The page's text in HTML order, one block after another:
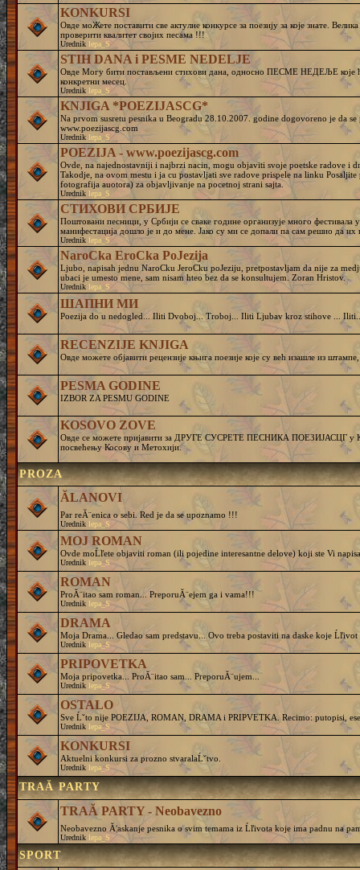
KONKURSI
Овде моЖете поставити све актулне конкурсе за поезију за које знате.
проверити квалитет својих песама !!!
Urednik lepa_S
STIH DANA i PESME NEDELJE
Овде Могу бити постављени стихови дана, односно ПЕСМЕ НЕДЕЉЕ које
конкретни месец.
Urednik lepa_S
KNJIGA *POEZIJASCG*
Na prvom susretu pesnika u Beogradu 28.10.2007. godine dogovoreno je da
www.poezijascg.com
Urednik lepa_S
POEZIJA - www.poezijascg.com
Ovde, na najednostavniji i najbrzi nacin, mogu objaviti svoje poetske radove i
Takodje, na ovom mestu i ja cu postavljati sve radove prispele na linku
fotografija auotora) za objavljivanje na pocetnoj strani sajta.
Urednik lepa_S
СТИХОВИ СРБИЈЕ
Поштовани песници, у Србији се сваке године организује много фестивала
манифестација дошло је и до мене. Јако су ми се допали па сам решио да
Urednik lepa_S
NaroCka EroCka PoJezija
Ljubo, napisah jednu NaroCku JeroCku poJeziju, pretpostavljam da nije za
ubaci je umesto mene, sam nisam hteo bez da se konsultujem. Zoran Hristov.
Urednik lepa_S
ШАПНИ МИ
Poezija do u nedogled... Iliti Dvoboj... Troboj... Iliti Ljubav kroz stihove ...
RECENZIJE KNJIGA
Овде можете објавити рецензије књига поезије које су већ изашле из
PESMA GODINE
IZBOR ZA PESMU GODINE
KOSOVO ZOVE
Овде се можете пријавити за ДРУГЕ СУСРЕТЕ ПЕСНИКА ПОЕЗИЈАСЦГ у
посвећењу Косову и Метохији.
PROZA
ĂLANOVI
Par reĂ¨enica o sebi. Red je da se upoznamo !!!
Urednik lepa_S
MOJ ROMAN
Ovde moĹľete objaviti roman (ili pojedine interesantne delove) koji ste Vi
Urednik lepa_S
ROMAN
ProĂ¨itao sam roman... PreporuĂ¨ejem ga i vama!!!
Urednik lepa_S
DRAMA
Moja Drama... Gledao sam predstavu... Ovo treba postaviti na daske koje Ĺľivot
Urednik lepa_S
PRIPOVETKA
Moja pripovetka... ProĂ¨itao sam... PreporuĂ¨ujem...
Urednik lepa_S
OSTALO
Sve Ĺˇto nije POEZIJA, ROMAN, DRAMA i PRIPVETKA. Recimo: putopisi,
Urednik lepa_S
KONKURSI
Aktuelni konkursi za prozno stvaralaĹˇtvo.
Urednik lepa_S
TRAĂ PARTY
TRAĂ PARTY - Neobavezno
Neobavezno Ă¦askanje pesnika o svim temama iz Ĺľivota koje ima padnu na
Urednik lepa_S
SPORT